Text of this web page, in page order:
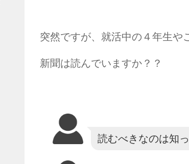
突然ですが、就活中の４年生や
新聞は読んでいますか？？
読むべきなのは知っ